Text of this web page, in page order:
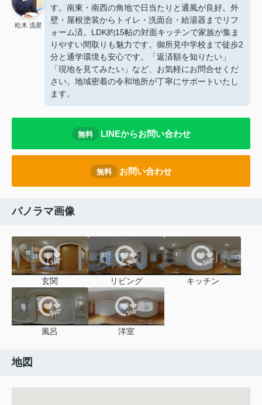
松木 流星
す。南東・南西の角地で日当たりと通風が良好。外
壁・屋根塗装からトイレ・洗面台・給湯器までリフ
ォーム済。LDK約15帖の対面キッチンで家族が集ま
りやすい間取りも魅力です。御所見中学校まで徒歩2
分と通学環境も安心です。「返済額を知りたい」
「現地を見てみたい」など、お気軽にお問合せくだ
さい。地域密着の令和地所が丁寧にサポートいたし
ます。
無料 LINEからお問い合わせ
無料 お問い合わせ
パノラマ画像
玄関 リビング キッチン
風呂 洋室
地図